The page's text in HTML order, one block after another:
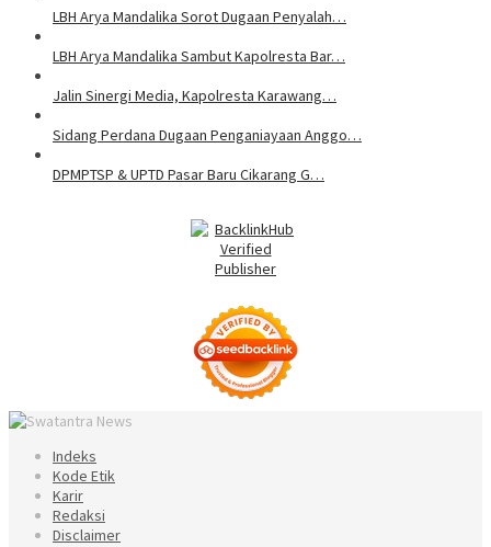
LBH Arya Mandalika Sorot Dugaan Penyalah…
LBH Arya Mandalika Sambut Kapolresta Bar…
Jalin Sinergi Media, Kapolresta Karawang…
Sidang Perdana Dugaan Penganiayaan Anggo…
DPMPTSP & UPTD Pasar Baru Cikarang G…
Indeks
Kode Etik
Karir
Redaksi
Disclaimer